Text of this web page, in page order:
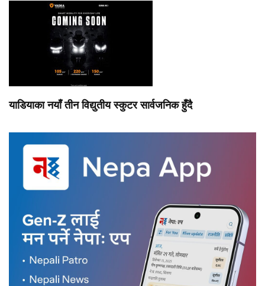
याडियाका नयाँ तीन विद्युतीय स्कुटर सार्वजनिक हुँदै